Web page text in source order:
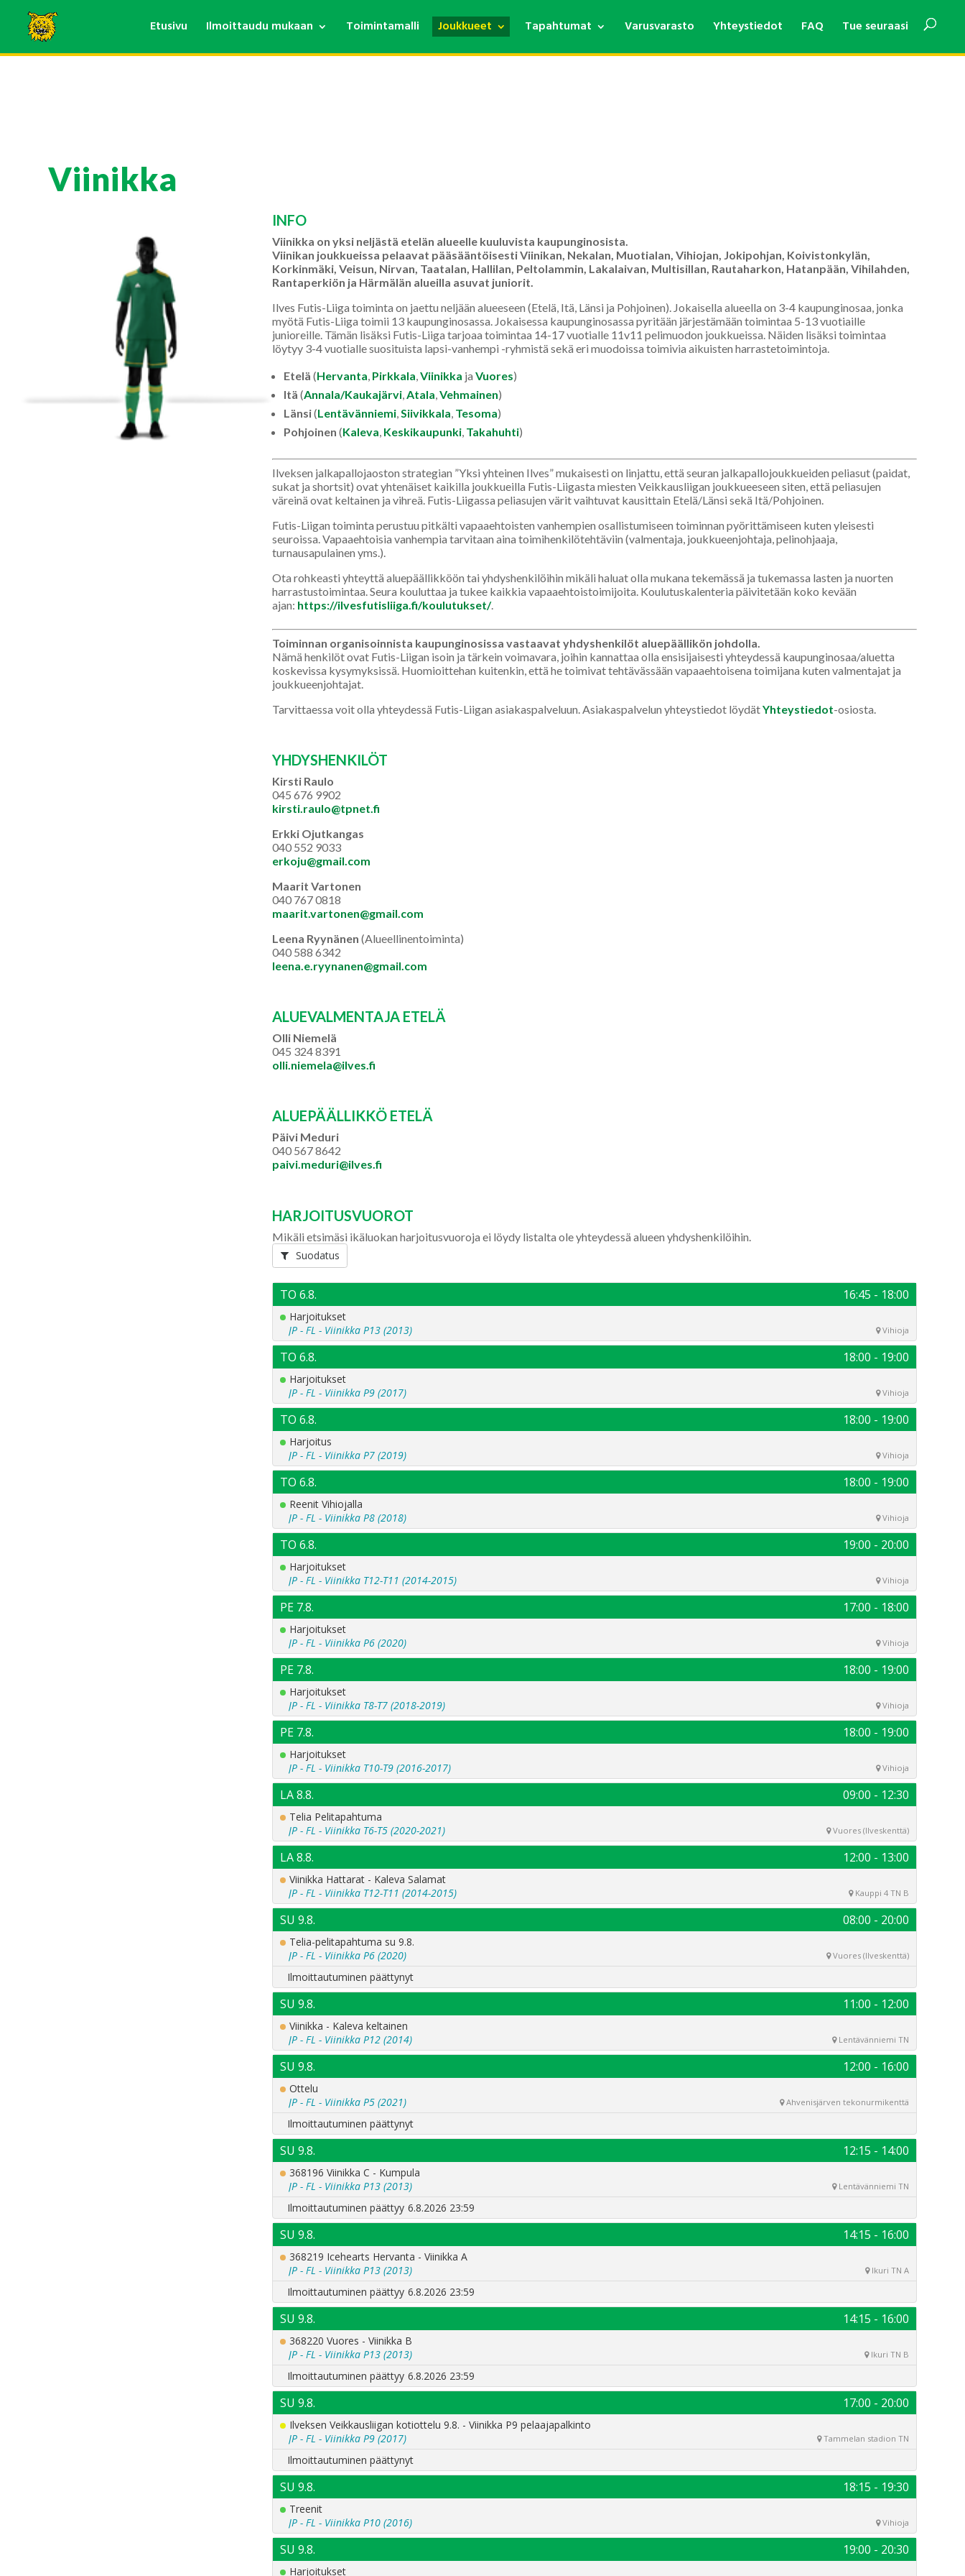
Etusivu Ilmoittaudu mukaan Toimintamalli Joukkueet Tapahtumat Varusvarasto Yhteystiedot FAQ Tue seuraasi
Viinikka
INFO
Viinikka on yksi neljästä etelän alueelle kuuluvista kaupunginosista.
Viinikan joukkueissa pelaavat pääsääntöisesti Viinikan, Nekalan, Muotialan, Vihiojan, Jokipohjan, Koivistonkylän,
Korkinmäki, Veisun, Nirvan, Taatalan, Hallilan, Peltolammin, Lakalaivan, Multisillan, Rautaharkon, Hatanpään, Vihilahden,
Rantaperkiön ja Härmälän alueilla asuvat juniorit.
Ilves Futis-Liiga toiminta on jaettu neljään alueeseen (Etelä, Itä, Länsi ja Pohjoinen). Jokaisella alueella on 3-4 kaupunginosaa, jonka
myötä Futis-Liiga toimii 13 kaupunginosassa. Jokaisessa kaupunginosassa pyritään järjestämään toimintaa 5-13 vuotiaille
junioreille. Tämän lisäksi Futis-Liiga tarjoaa toimintaa 14-17 vuotialle 11v11 pelimuodon joukkueissa. Näiden lisäksi toimintaa
löytyy 3-4 vuotialle suosituista lapsi-vanhempi -ryhmistä sekä eri muodoissa toimivia aikuisten harrastetoimintoja.
Etelä (Hervanta, Pirkkala,Viinikka ja Vuores)
Itä (Annala/Kaukajärvi,Atala,Vehmainen)
Länsi(Lentävänniemi,Siivikkala, Tesoma)
Pohjoinen (Kaleva, Keskikaupunki, Takahuhti)
Ilveksen jalkapallojaoston strategian ”Yksi yhteinen Ilves” mukaisesti on linjattu, että seuran jalkapallojoukkueiden peliasut (paidat,
sukat ja shortsit) ovat yhtenäiset kaikilla joukkueilla Futis-Liigasta miesten Veikkausliigan joukkueeseen siten, että peliasujen
väreinä ovat keltainen ja vihreä. Futis-Liigassa peliasujen värit vaihtuvat kausittain Etelä/Länsi sekä Itä/Pohjoinen.
Futis-Liigan toiminta perustuu pitkälti vapaaehtoisten vanhempien osallistumiseen toiminnan pyörittämiseen kuten yleisesti
seuroissa. Vapaaehtoisia vanhempia tarvitaan aina toimihenkilötehtäviin (valmentaja, joukkueenjohtaja, pelinohjaaja,
turnausapulainen yms.).
Ota rohkeasti yhteyttä aluepäällikköön tai yhdyshenkilöihin mikäli haluat olla mukana tekemässä ja tukemassa lasten ja nuorten
harrastustoimintaa. Seura kouluttaa ja tukee kaikkia vapaaehtoistoimijoita. Koulutuskalenteria päivitetään koko kevään
ajan: https://ilvesfutisliiga.fi/koulutukset/.
Toiminnan organisoinnista kaupunginosissa vastaavat yhdyshenkilöt aluepäällikön johdolla.
Nämä henkilöt ovat Futis-Liigan isoin ja tärkein voimavara, joihin kannattaa olla ensisijaisesti yhteydessä kaupunginosaa/aluetta
koskevissa kysymyksissä. Huomioittehan kuitenkin, että he toimivat tehtävässään vapaaehtoisena toimijana kuten valmentajat ja
joukkueenjohtajat.
Tarvittaessa voit olla yhteydessä Futis-Liigan asiakaspalveluun. Asiakaspalvelun yhteystiedot löydätYhteystiedot-osiosta.
YHDYSHENKILÖT
Kirsti Raulo
045 676 9902
kirsti.raulo@tpnet.fi
Erkki Ojutkangas
040 552 9033
erkoju@gmail.com
Maarit Vartonen
040 767 0818
maarit.vartonen@gmail.com
Leena Ryynänen (Alueellinentoiminta)
040 588 6342
leena.e.ryynanen@gmail.com
ALUEVALMENTAJA ETELÄ
Olli Niemelä
045 324 8391
olli.niemela@ilves.fi
ALUEPÄÄLLIKKÖ ETELÄ
Päivi Meduri
040 567 8642
paivi.meduri@ilves.fi
HARJOITUSVUOROT
Mikäli etsimäsi ikäluokan harjoitusvuoroja ei löydy listalta ole yhteydessä alueen yhdyshenkilöihin.